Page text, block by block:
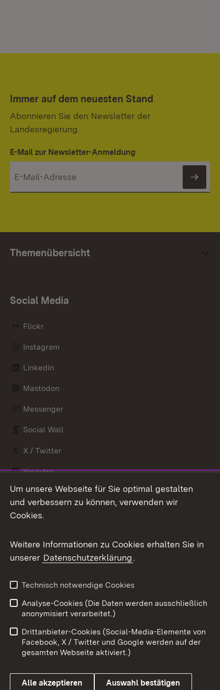
Immer auf dem neuesten Stand
Abonnieren Sie den Newsletter der
Landesregierung.
E-Mail zur Newsletter-Anmeldung
Themenübersicht
Social Media
Flickr
Instagram
LinkedIn
Mastodon
Messenger
Social Wall
X / Twitter
Youtube
Link zum Landesportal
Impressum
Datenschutz
Cookies
Um unsere Webseite für Sie optimal gestalten
und verbessern zu können, verwenden wir
Cookies.
Weitere Informationen zu Cookies erhalten Sie in
unserer Datenschutzerklärung.
Technisch notwendige Cookies
Analyse-Cookies (Die Daten werden ausschließlich
anonymisiert verarbeitet.)
Drittanbieter-Cookies (Social-Media-Elemente von
Facebook, X / Twitter und Google werden auf der
gesamten Webseite aktiviert.)
Alle akzeptieren Auswahl bestätigen